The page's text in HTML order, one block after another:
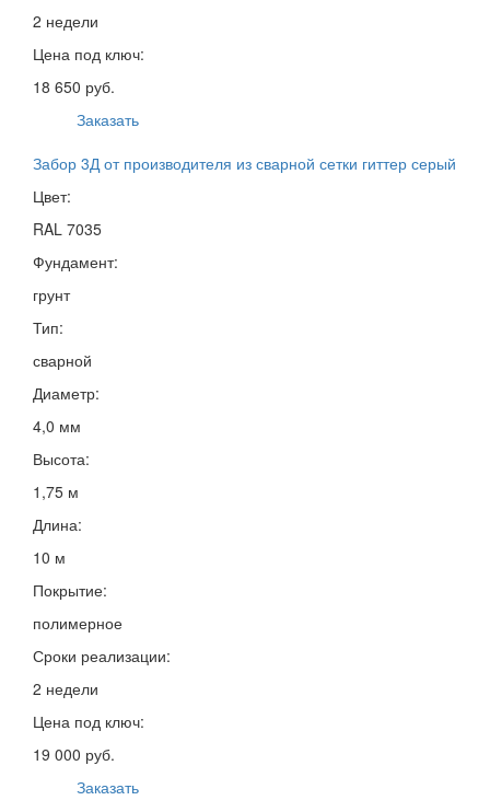
2 недели
Цена под ключ:
18 650 руб.
Заказать
Забор 3Д от производителя из сварной сетки гиттер серый
Цвет:
RAL 7035
Фундамент:
грунт
Тип:
сварной
Диаметр:
4,0 мм
Высота:
1,75 м
Длина:
10 м
Покрытие:
полимерное
Сроки реализации:
2 недели
Цена под ключ:
19 000 руб.
Заказать